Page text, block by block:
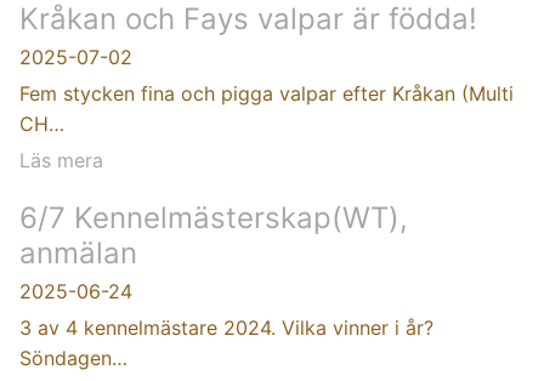
Kråkan och Fays valpar är födda!
2025-07-02
Fem stycken fina och pigga valpar efter Kråkan (Multi
CH…
Läs mera
6/7 Kennelmästerskap(WT),
anmälan
2025-06-24
3 av 4 kennelmästare 2024. Vilka vinner i år?
Söndagen…